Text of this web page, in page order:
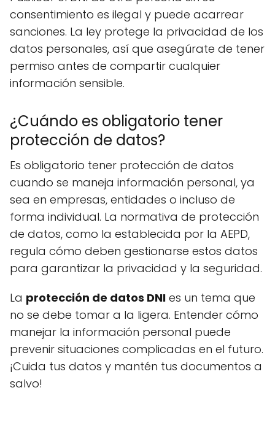
consentimiento es ilegal y puede acarrear
sanciones. La ley protege la privacidad de los
datos personales, así que asegúrate de tener
permiso antes de compartir cualquier
información sensible.
¿Cuándo es obligatorio tener
protección de datos?
Es obligatorio tener protección de datos
cuando se maneja información personal, ya
sea en empresas, entidades o incluso de
forma individual. La normativa de protección
de datos, como la establecida por la AEPD,
regula cómo deben gestionarse estos datos
para garantizar la privacidad y la seguridad.
La protección de datos DNI es un tema que
no se debe tomar a la ligera. Entender cómo
manejar la información personal puede
prevenir situaciones complicadas en el futuro.
¡Cuida tus datos y mantén tus documentos a
salvo!